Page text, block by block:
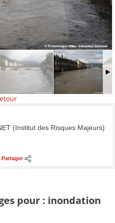
(Institut des Risques Majeurs)
Partager
pour : inondation